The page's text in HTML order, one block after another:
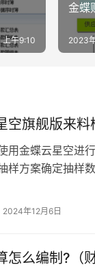
午9:10
金蝶
2023
空旗舰版来料
用金蝶云星空进
样方案确定抽样
2024年12月6日
怎么编制?（